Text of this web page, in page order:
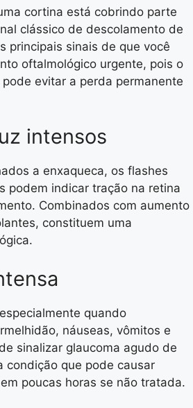
cortina está cobrindo parte
clássico de descolamento de
principais sinais de que você
oftalmológico urgente, pois o
evitar a perda permanente
intensos
a enxaqueca, os flashes
podem indicar tração na retina
Combinados com aumento
constituem uma
quando
náuseas, vômitos e
sinalizar glaucoma agudo de
condição que pode causar
poucas horas se não tratada.